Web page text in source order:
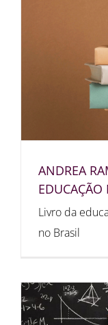
ANDREA
Livro da
no Brasil